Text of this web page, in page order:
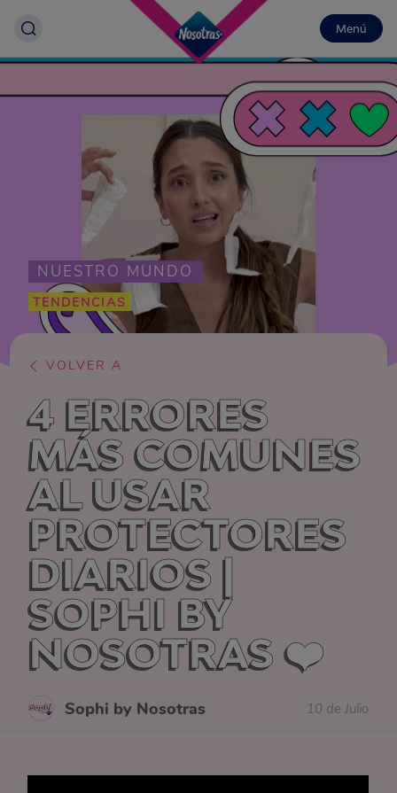
Menú
NUESTRO MUNDO
TENDENCIAS
VOLVER A
4 ERRORES
MÁS COMUNES
AL USAR
PROTECTORES
DIARIOS |
SOPHI BY
NOSOTRAS ❤️
Sophi by Nosotras 10 de Julio